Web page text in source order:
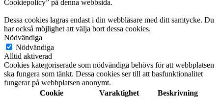
Cookiepolicy” på denna webbsida.
Dessa cookies lagras endast i din webbläsare med ditt samtycke. Du
har också möjlighet att välja bort dessa cookies.
Nödvändiga
Nödvändiga
Alltid aktiverad
Cookies kategoriserade som nödvändiga behövs för att webbplatsen
ska fungera som tänkt. Dessa cookies ser till att basfunktionalitet
fungerar på webbplatsen anonymt.
Cookie
Varaktighet Beskrivning